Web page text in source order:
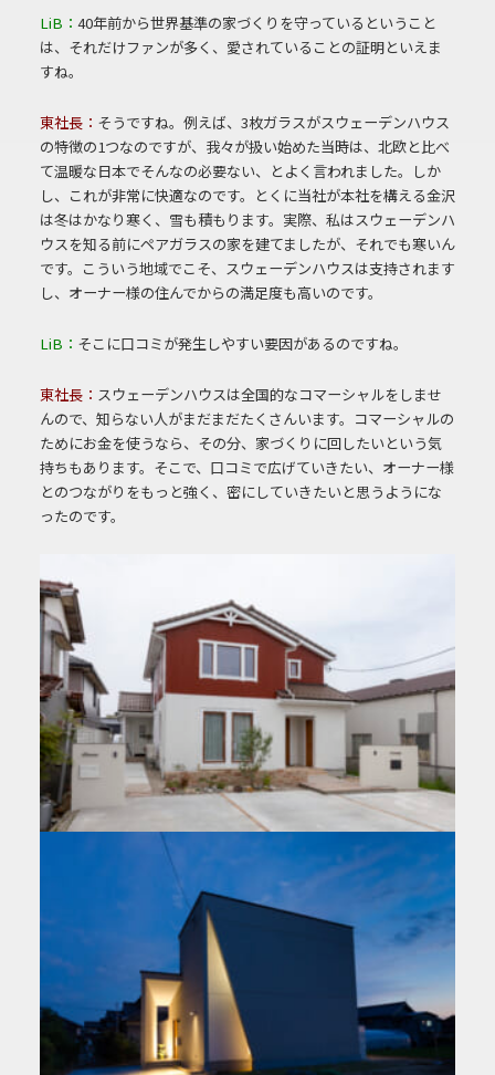
LiB： 40年前から世界基準の家づくりを守っているということ
は、それだけファンが多く、愛されていることの証明といえま
すね。
東社長： そうですね。例えば、3枚ガラスがスウェーデンハウス
の特徴の1つなのですが、我々が扱い始めた当時は、北欧と比べ
て温暖な日本でそんなの必要ない、とよく言われました。しか
し、これが非常に快適なのです。とくに当社が本社を構える金沢
は冬はかなり寒く、雪も積もります。実際、私はスウェーデンハ
ウスを知る前にペアガラスの家を建てましたが、それでも寒いん
です。こういう地域でこそ、スウェーデンハウスは支持されます
し、オーナー様の住んでからの満足度も高いのです。
LiB： そこに口コミが発生しやすい要因があるのですね。
東社長： スウェーデンハウスは全国的なコマーシャルをしませ
んので、知らない人がまだまだたくさんいます。コマーシャルの
ためにお金を使うなら、その分、家づくりに回したいという気
持ちもあります。そこで、口コミで広げていきたい、オーナー様
とのつながりをもっと強く、密にしていきたいと思うようにな
ったのです。